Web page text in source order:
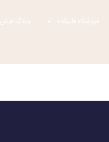
فروشگاه قالیکده وبلاگ فرش